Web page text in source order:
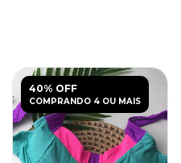
40% OFF
COMPRANDO 4 OU MAIS